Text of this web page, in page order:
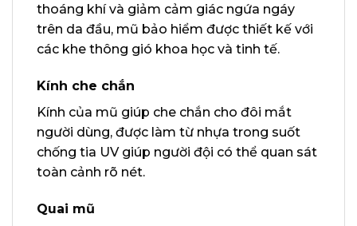
thoáng khí và giảm cảm giác ngứa ngáy
trên da đầu, mũ bảo hiểm được thiết kế với
các khe thông gió khoa học và tinh tế.
Kính che chắn
Kính của mũ giúp che chắn cho đôi mắt
người dùng, được làm từ nhựa trong suốt
chống tia UV giúp người đội có thể quan sát
toàn cảnh rõ nét.
Quai mũ